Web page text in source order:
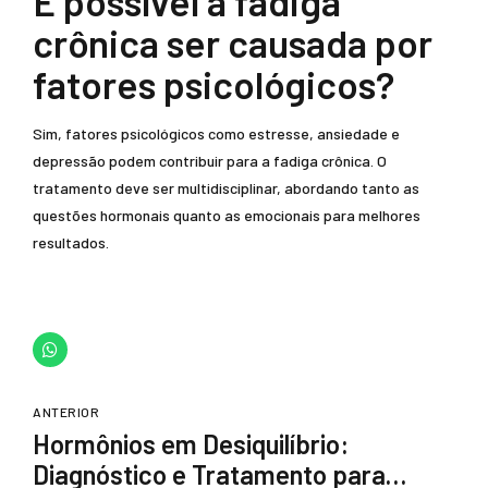
crônica ser causada por
fatores psicológicos?
Sim, fatores psicológicos como estresse, ansiedade e
depressão podem contribuir para a fadiga crônica. O
tratamento deve ser multidisciplinar, abordando tanto as
questões hormonais quanto as emocionais para melhores
resultados.
ANTERIOR
Hormônios em Desiquilíbrio:
Diagnóstico e Tratamento para